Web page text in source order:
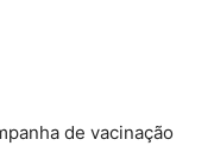
de vacinação